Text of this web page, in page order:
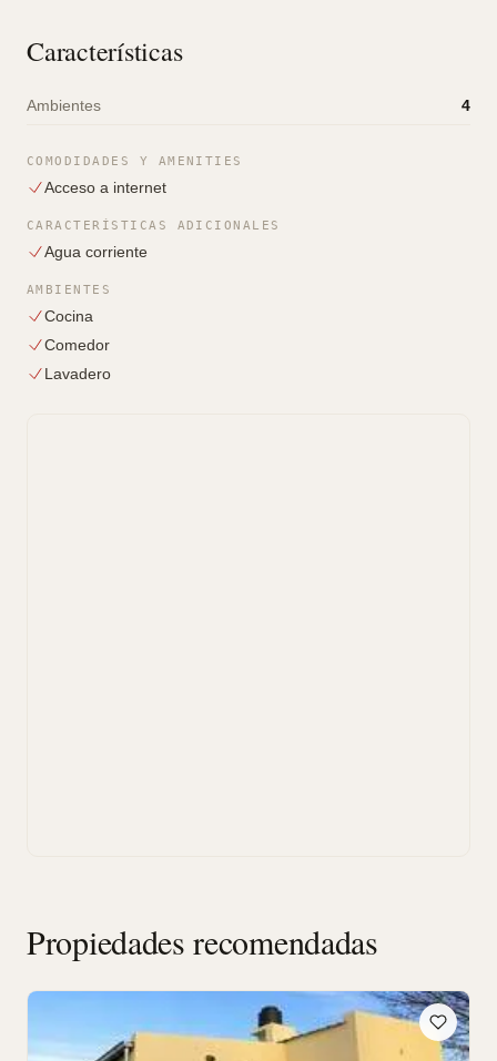
Características
Ambientes 4
COMODIDADES Y AMENITIES
Acceso a internet
CARACTERÍSTICAS ADICIONALES
Agua corriente
AMBIENTES
Cocina
Comedor
Lavadero
Propiedades recomendadas